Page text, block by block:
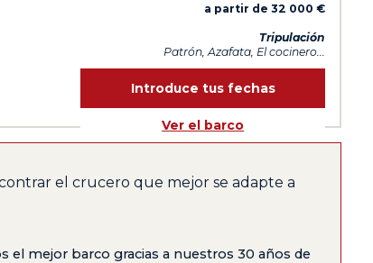
a partir de 32 000 €
Tripulación
Patrón, Azafata, El cocinero...
Introduce tus fechas
Ver el barco
el crucero que mejor se adapte a
el mejor barco gracias a nuestros 30 años de